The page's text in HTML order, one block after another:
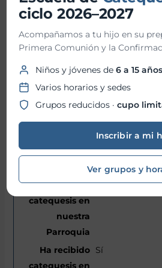
11
Bautismo
Primera
Martes
Sí
Sí
ciclo 2026–2027
Acompañamos a tu hijo en su
Primera Comunión y la
Niños y jóvenes de6 a 15 años
Varios horarios y sedes
Grupos reducidos ·cupo
Inscribir a mi
Ver grupos y